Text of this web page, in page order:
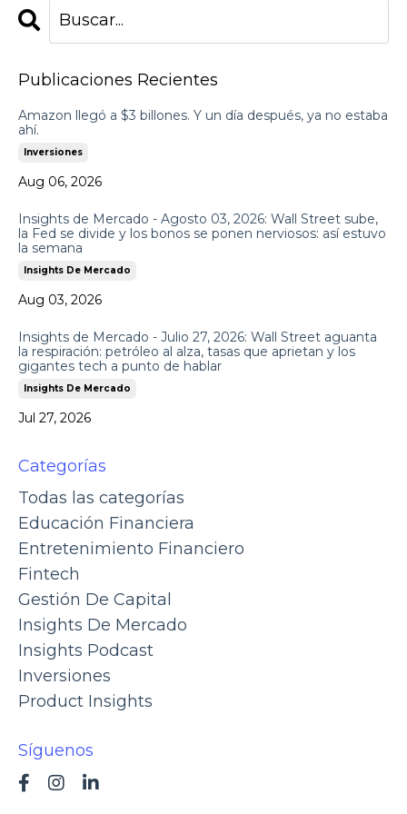
Publicaciones Recientes
Amazon llegó a $3 billones. Y un día después, ya no estaba
ahí.
Inversiones
Aug 06, 2026
Insights de Mercado - Agosto 03, 2026: Wall Street sube,
la Fed se divide y los bonos se ponen nerviosos: así estuvo
la semana
Insights De Mercado
Aug 03, 2026
Insights de Mercado - Julio 27, 2026: Wall Street aguanta
la respiración: petróleo al alza, tasas que aprietan y los
gigantes tech a punto de hablar
Insights De Mercado
Jul 27, 2026
Categorías
Todas las categorías
Educación Financiera
Entretenimiento Financiero
Fintech
Gestión De Capital
Insights De Mercado
Insights Podcast
Inversiones
Product Insights
Síguenos